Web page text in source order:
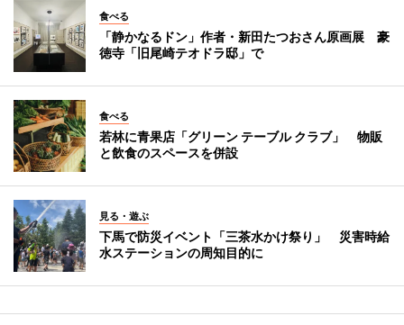
食べる
「静かなるドン」作者・新田たつおさん原画展 豪
徳寺「旧尾崎テオドラ邸」で
食べる
若林に青果店「グリーン テーブル クラブ」 物販
と飲食のスペースを併設
見る・遊ぶ
下馬で防災イベント「三茶水かけ祭り」 災害時給
水ステーションの周知目的に